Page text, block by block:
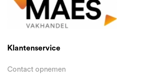
Klantenservice
Contact opnemen